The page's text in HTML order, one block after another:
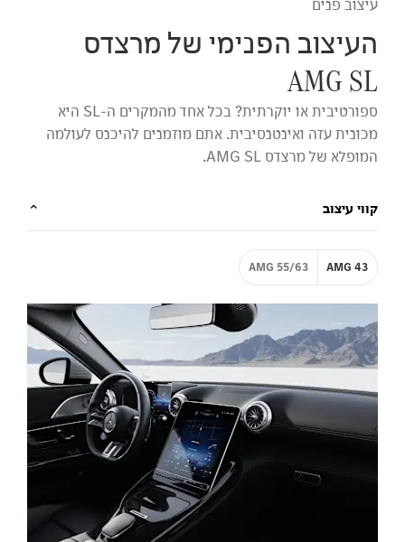
עיצוב פנים
העיצוב הפנימי של מרצדס
AMG SL
ספורטיבית או יוקרתית? בכל אחד מהמקרים ה-SL היא
מכונית עזה ואינטנסיבית. אתם מוזמנים להיכנס לעולמה
המופלא של מרצדס AMG SL.
קווי עיצוב
AMG 43
AMG 55/63